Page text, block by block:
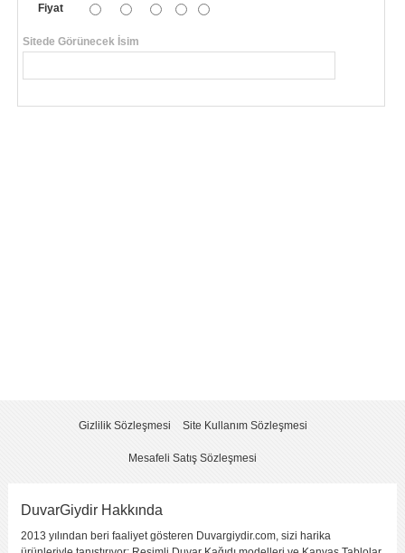
Fiyat
Sitede Görünecek İsim
Gizlilik Sözleşmesi Site Kullanım Sözleşmesi
Mesafeli Satış Sözleşmesi
DuvarGiydir Hakkında
2013 yılından beri faaliyet gösteren Duvargiydir.com, sizi harika